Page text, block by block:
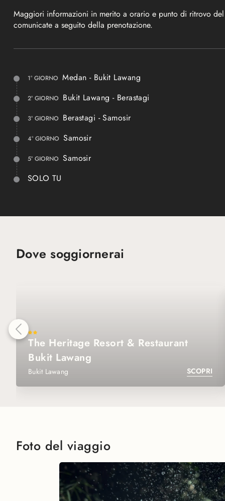
Bukit Lawang:
tradizioni, natura e
Nella
Maggiori informazioni in merito a orario e punto di ritrovo
comunicate a seguito della prenotazione.
1° GIORNO Medan - Bukit Lawang
2° GIORNO Bukit Lawang - Berastagi
3° GIORNO Berastagi - Samosir
4° GIORNO Samosir
5° GIORNO Samosir
SOLO TU
Dove soggiornerai
The Heritage Resort & Restaurant
Bukit Lawang
Bukit Lawang SCOPRI
Foto del viaggio